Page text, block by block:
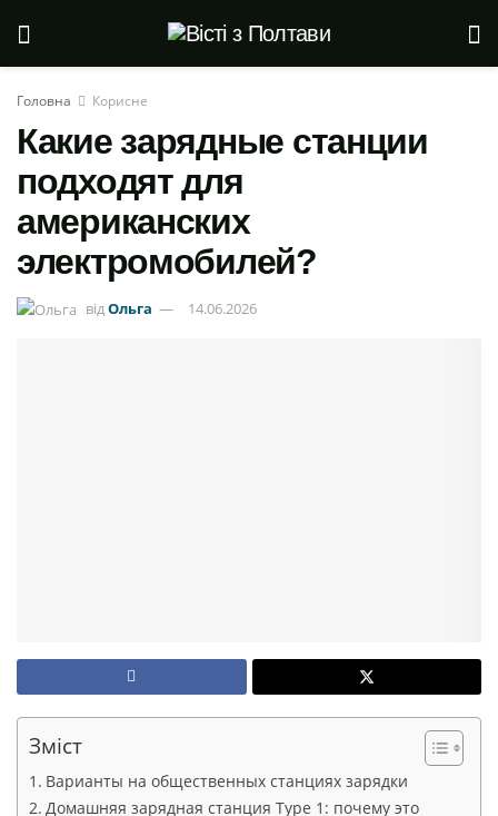
Головна Корисне
Какие зарядные станции
подходят для
американских
электромобилей?
відОльга 14.06.2026
Зміст
Варианты на общественных станциях зарядки
Домашняя зарядная станция Type 1: почему это